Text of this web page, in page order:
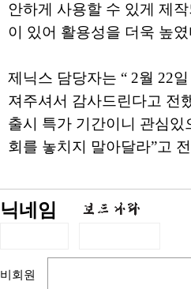
안하게 사용할 수 있게 제
이 있어 활용성을 더욱 높였
제닉스 담당자는 “ 2월 22
져주셔서 감사드린다고 전
출시 특가 기간이니 관심있
회를 놓치지 말아달라”고
닉네임
비회원